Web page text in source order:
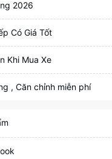
2026
Có Giá Tốt
Khi Mua Xe
, Căn chỉnh miễn phí